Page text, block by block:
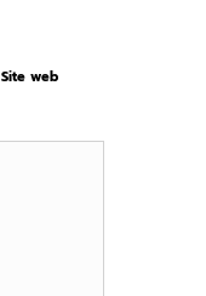
Site web